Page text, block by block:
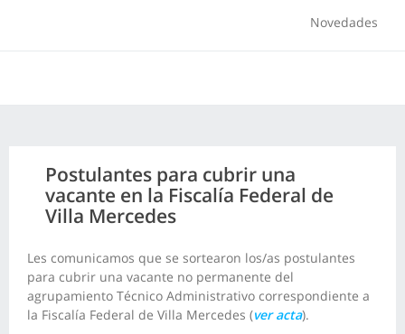
Novedades
Postulantes para cubrir una
vacante en la Fiscalía Federal de
Villa Mercedes
Les comunicamos que se sortearon los/as postulantes
para cubrir una vacante no permanente del
agrupamiento Técnico Administrativo correspondiente a
la Fiscalía Federal de Villa Mercedes (ver acta).